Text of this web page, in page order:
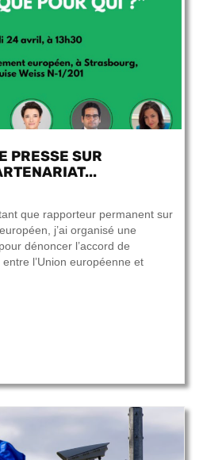
PRESSE SUR
que rapporteur permanent sur
j’ai organisé une
dénoncer l’accord de
l’Union européenne et